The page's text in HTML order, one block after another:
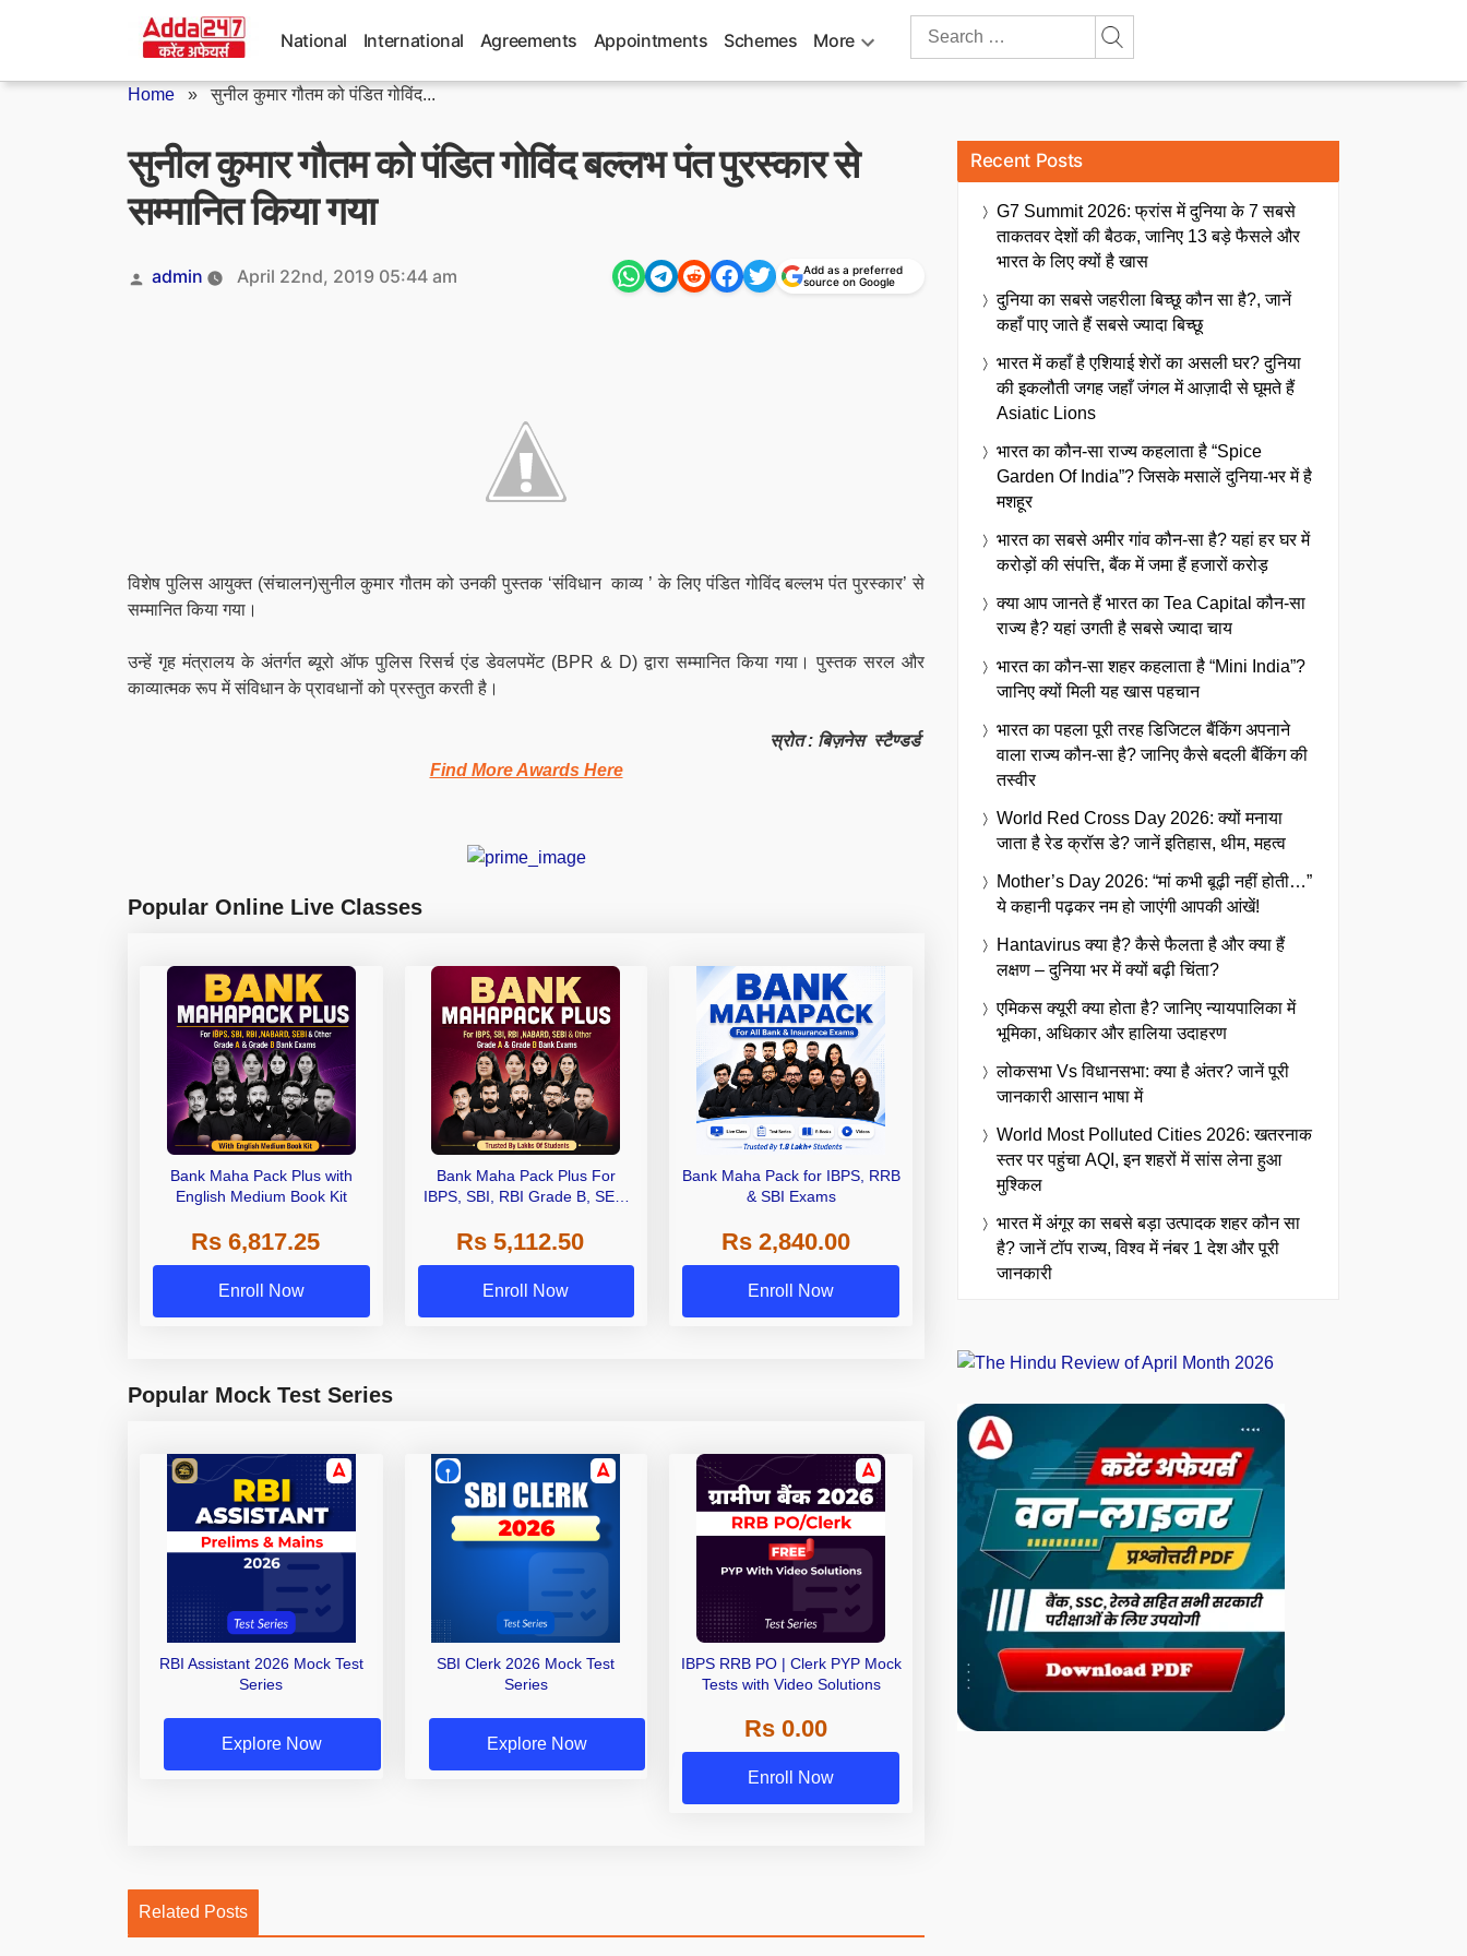
National International Agreements Appointments Schemes More
Search
Home »सुनील कुमार गौतम को पंडित गोविंद...
सुनील कुमार गौतम को पंडित गोविंद बल्लभ पंत पुरस्कार से
सम्मानित किया गया
Posted
admin April 22nd, 2019 05:44 am
Add as a preferred
source on Google
विशेष पुलिस आयुक्त (संचालन)सुनील कुमार गौतम को उनकी पुस्तक ‘संविधान काव्य ’ के लिए पंडित गोविंद बल्लभ पंत पुरस्कार’ से
सम्मानित किया गया।
उन्हें गृह मंत्रालय के अंतर्गत ब्यूरो ऑफ पुलिस रिसर्च एंड डेवलपमेंट (BPR & D) द्वारा सम्मानित किया गया। पुस्तक सरल और
काव्यात्मक रूप में संविधान के प्रावधानों को प्रस्तुत करती है।
स्रोत : बिज़नेस स्टैण्डर्ड
Find More Awards Here
Popular Online Live Classes
Bank Maha Pack Plus with
English Medium Book Kit
Rs 6,817.25
Enroll Now
Bank Maha Pack Plus For
IBPS, SBI, RBI Grade B, SEBI
Other Grade A & Grade B Bank
Exams
Rs 5,112.50
Enroll Now
Bank Maha Pack for IBPS, RRB
& SBI Exams
Rs 2,840.00
Enroll Now
Popular Mock Test Series
RBI Assistant 2026 Mock Test
Series
Explore Now
SBI Clerk 2026 Mock Test
Series
Explore Now
IBPS RRB PO | Clerk PYP Mock
Tests with Video Solutions
Rs 0.00
Enroll Now
Related Posts
Recent Posts
G7 Summit 2026: फ्रांस में दुनिया के 7 सबसे
ताकतवर देशों की बैठक, जानिए 13 बड़े फैसले और
भारत के लिए क्यों है खास
दुनिया का सबसे जहरीला बिच्छू कौन सा है?, जानें
कहाँ पाए जाते हैं सबसे ज्यादा बिच्छू
भारत में कहाँ है एशियाई शेरों का असली घर? दुनिया
की इकलौती जगह जहाँ जंगल में आज़ादी से घूमते हैं
Asiatic Lions
भारत का कौन-सा राज्य कहलाता है “Spice
Garden Of India”? जिसके मसालें दुनिया-भर में है
मशहूर
भारत का सबसे अमीर गांव कौन-सा है? यहां हर घर में
करोड़ों की संपत्ति, बैंक में जमा हैं हजारों करोड़
क्या आप जानते हैं भारत का Tea Capital कौन-सा
राज्य है? यहां उगती है सबसे ज्यादा चाय
भारत का कौन-सा शहर कहलाता है “Mini India”?
जानिए क्यों मिली यह खास पहचान
भारत का पहला पूरी तरह डिजिटल बैंकिंग अपनाने
वाला राज्य कौन-सा है? जानिए कैसे बदली बैंकिंग की
तस्वीर
World Red Cross Day 2026: क्यों मनाया
जाता है रेड क्रॉस डे? जानें इतिहास, थीम, महत्व
Mother’s Day 2026: “मां कभी बूढ़ी नहीं होती…”
ये कहानी पढ़कर नम हो जाएंगी आपकी आंखें!
Hantavirus क्या है? कैसे फैलता है और क्या हैं
लक्षण – दुनिया भर में क्यों बढ़ी चिंता?
एमिकस क्यूरी क्या होता है? जानिए न्यायपालिका में
भूमिका, अधिकार और हालिया उदाहरण
लोकसभा Vs विधानसभा: क्या है अंतर? जानें पूरी
जानकारी आसान भाषा में
World Most Polluted Cities 2026: खतरनाक
स्तर पर पहुंचा AQI, इन शहरों में सांस लेना हुआ
मुश्किल
भारत में अंगूर का सबसे बड़ा उत्पादक शहर कौन सा
है? जानें टॉप राज्य, विश्व में नंबर 1 देश और पूरी
जानकारी